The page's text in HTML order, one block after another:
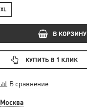
XL
В КОРЗИНУ
КУПИТЬ В 1 КЛИК
В сравнение
Москва